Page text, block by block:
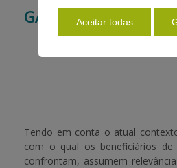
AJUDAS/APOIOS
INFORMAÇÕES
PAGAMENTOS
GARANTIAS A
Tendo em conta o atual
com o qual os beneficiários de
confrontam, assumem
Aceitar todas